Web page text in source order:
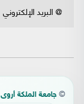
© جامعة الملكة أروى